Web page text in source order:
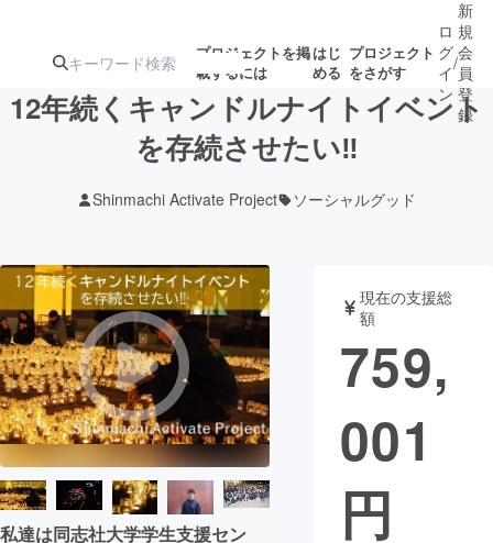
プロジェクトを掲
載するには
はじ
める
プロジェクト
をさがす
ターン
ジェクト
ロジェクト
されます
アート・写真 音楽
テクノロジー・ガジェット ゲーム・サ
映像・映画
ビジネス・起業
まちづくり・地域活性化
ロ
グ
イ
ン
/
新
規
会
員
登
録
12年続くキャンドルナイトイベント
を存続させたい‼
Shinmachi Activate Project ソーシャルグッド
私達は同志社大学学生支援セン
現在の支援総
額
759,
001
円